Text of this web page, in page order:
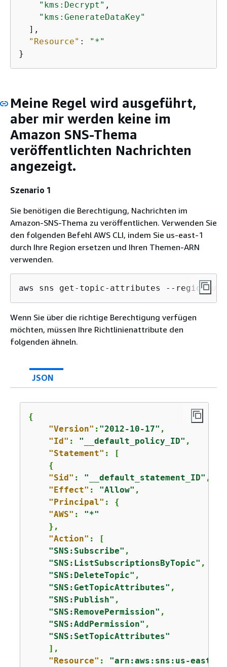
"kms:Decrypt" ,
"kms:GenerateDataKey"
  ],
"Resource" :
"*"
}
Meine Regel wird ausgeführt,
aber mir werden keine im
Amazon SNS-Thema
veröffentlichten Nachrichten
angezeigt.
Szenario 1
Sie benötigen die Berechtigung, Nachrichten im
Amazon-SNS-Thema zu veröffentlichen. Verwenden Sie
den folgenden Befehl AWS CLI, indem Sie us-east-1
durch Ihre Region ersetzen und Ihren Themen-ARN
verwenden.
aws sns get-topic-attributes --region
Wenn Sie über die richtige Berechtigung verfügen
möchten, müssen Ihre Richtlinienattribute den
folgenden ähneln.
JSON
{
"Version" : "2012-10-17" ,
"Id" : "__default_policy_ID" ,
"Statement" : [
{
"Sid" : "__default_statement_ID" ,
"Effect" : "Allow" ,
"Principal" : {
"AWS" : "*"
    },
"Action" : [
"SNS:Subscribe" ,
"SNS:ListSubscriptionsByTopic" ,
"SNS:DeleteTopic" ,
"SNS:GetTopicAttributes" ,
"SNS:Publish" ,
"SNS:RemovePermission" ,
"SNS:AddPermission" ,
"SNS:SetTopicAttributes"
    ],
"Resource" : "arn:aws:sns:us-east-